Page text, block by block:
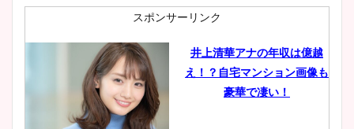
肉も凄い！
鈴木唯の太ってた時の体重が
ヤバすぎww原因や痩せたダ
スポンサーリンク
井上清華アナの年収は億越
え！？自宅マンション画像も
豪華で凄い！